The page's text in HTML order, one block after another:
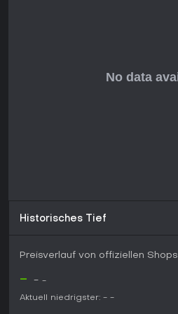
Historisches Tief
Preisverlauf von offiziellen Shops
- - -
Aktuell niedrigster: - -